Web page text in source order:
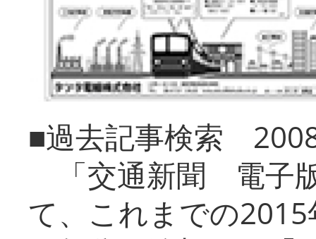
■過去記事検索
「交通新聞 電子
て、これまでの